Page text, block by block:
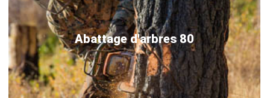
Abattage d'arbres 80